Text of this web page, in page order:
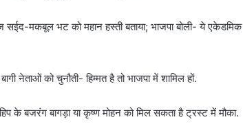
सईद-मकबूल भट को महान हस्ती बताया; भाजपा बोली- ये एकेडमिक
नेताओं को चुनौती- हिम्मत है तो भाजपा में शामिल हों.
के बजरंग बागड़ा या कृष्ण मोहन को मिल सकता है ट्रस्ट में मौका.